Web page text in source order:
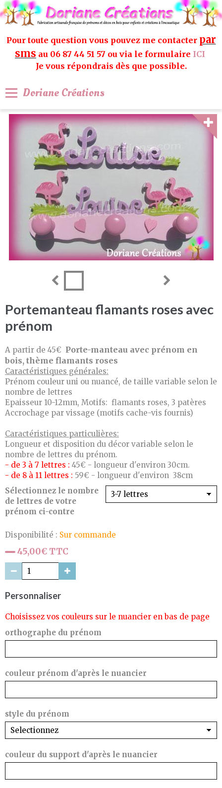
Pour toute question vous pouvez me contacter par
sms au 06 87 44 51 57 ou via le formulaire ICI
Je vous répondrais dès que possible.
Doriane Créations
Portemanteau flamants roses avec
prénom
A partir de 45€ Porte-manteau avec prénom en
bois, thème flamants roses
Caractéristiques générales:
Prénom couleur uni ou nuancé, de taille variable selon le
nombre de lettres
Epaisseur 10-12mm, Motifs: flamants roses, 3 patères
Accrochage par vissage (motifs cache-vis fournis)
Caractéristiques particulières:
Longueur et disposition du décor variable selon le
nombre de lettres du prénom.
- de 3 à 7 lettres : 45€ - longueur d'environ 30cm.
- de 8 à 11 lettres : 59€ - longueur d'environ 38cm
Sélectionnez le nombre
de lettres de votre
prénom ci-contre
Disponibilité : Sur commande
45,00€ TTC
Personnaliser
Choisissez vos couleurs sur le nuancier en bas de page
orthographe du prénom
couleur prénom d'après le nuancier
style du prénom
couleur du support d'après le nuancier